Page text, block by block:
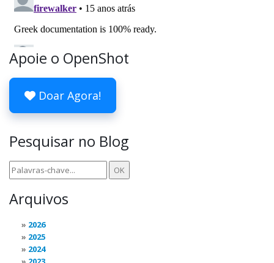
Apoie o OpenShot
Doar Agora!
Pesquisar no Blog
Arquivos
2026
2025
2024